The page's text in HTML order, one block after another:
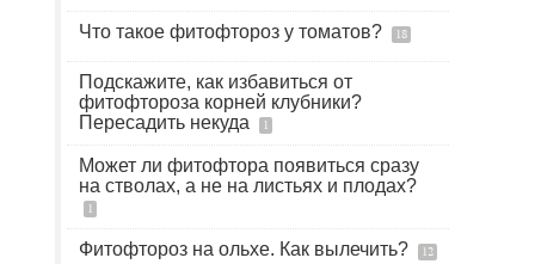
Что такое фитофтороз у томатов? 18
Подскажите, как избавиться от
фитофтороза корней клубники?
Пересадить некуда
1
Может ли фитофтора появиться сразу
на стволах, а не на листьях и плодах?
1
Фитофтороз на ольхе. Как вылечить? 12